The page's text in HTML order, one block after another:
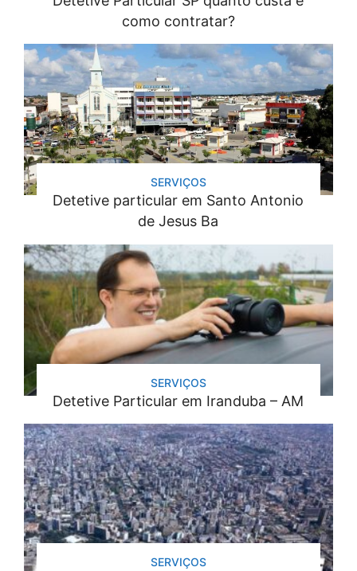
como contratar?
SERVIÇOS
Detetive particular em Santo Antonio
de Jesus Ba
SERVIÇOS
Detetive Particular em Iranduba – AM
SERVIÇOS